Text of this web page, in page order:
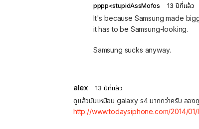
pppp<stupidAssMofos 13 ปีที่แล้ว
It's because Samsung made
it has to be Samsung-looking.
Samsung sucks anyway.
alex 13 ปีที่แล้ว
ดูแล้วมันเหมือน galaxy s4 มากกว่าครับ ลอง
http://www.todaysiphone.com/2014/